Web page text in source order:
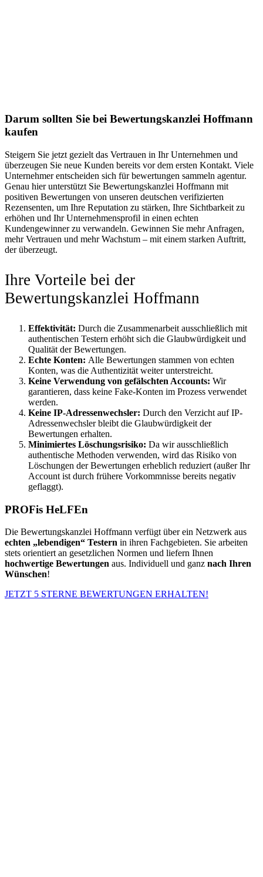
Darum sollten Sie bei Bewertungskanzlei Hoffmann
kaufen
Steigern Sie jetzt gezielt das Vertrauen in Ihr Unternehmen und
überzeugen Sie neue Kunden bereits vor dem ersten Kontakt. Viele
Unternehmer entscheiden sich für bewertungen sammeln agentur.
Genau hier unterstützt Sie Bewertungskanzlei Hoffmann mit
positiven Bewertungen von unseren deutschen verifizierten
Rezensenten, um Ihre Reputation zu stärken, Ihre Sichtbarkeit zu
erhöhen und Ihr Unternehmensprofil in einen echten
Kundengewinner zu verwandeln. Gewinnen Sie mehr Anfragen,
mehr Vertrauen und mehr Wachstum – mit einem starken Auftritt,
der überzeugt.
Ihre Vorteile bei der
Bewertungskanzlei Hoffmann
Effektivität: Durch die Zusammenarbeit ausschließlich mit
authentischen Testern erhöht sich die Glaubwürdigkeit und
Qualität der Bewertungen.
Echte Konten: Alle Bewertungen stammen von echten
Konten, was die Authentizität weiter unterstreicht.
Keine Verwendung von gefälschten Accounts: Wir
garantieren, dass keine Fake-Konten im Prozess verwendet
werden.
Keine IP-Adressenwechsler: Durch den Verzicht auf IP-
Adressenwechsler bleibt die Glaubwürdigkeit der
Bewertungen erhalten.
Minimiertes Löschungsrisiko: Da wir ausschließlich
authentische Methoden verwenden, wird das Risiko von
Löschungen der Bewertungen erheblich reduziert (außer Ihr
Account ist durch frühere Vorkommnisse bereits negativ
geflaggt).
PROFis HeLFEn
Die Bewertungskanzlei Hoffmann verfügt über ein Netzwerk aus
echten „lebendigen“ Testern in ihren Fachgebieten. Sie arbeiten
stets orientiert an gesetzlichen Normen und liefern Ihnen
hochwertige Bewertungen aus. Individuell und ganz nach Ihren
Wünschen!
JETZT 5 STERNE BEWERTUNGEN ERHALTEN!